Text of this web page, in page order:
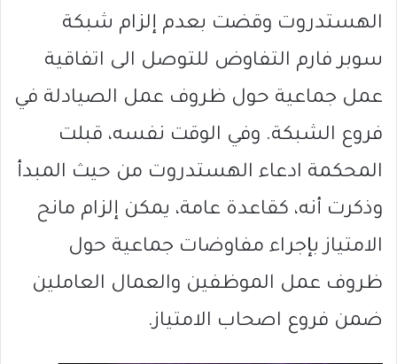
الهستدروت وقضت بعدم إلزام شبكة
سوبر فارم التفاوض للتوصل الى اتفاقية
عمل جماعية حول ظروف عمل الصيادلة في
فروع الشبكة. وفي الوقت نفسه، قبلت
المحكمة ادعاء الهستدروت من حيث المبدأ
وذكرت أنه، كقاعدة عامة، يمكن إلزام مانح
الامتياز بإجراء مفاوضات جماعية حول
ظروف عمل الموظفين والعمال العاملين
ضمن فروع اصحاب الامتياز.